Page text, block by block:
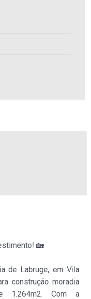
🏡
de Labruge, em Vila
construção moradia
1.264m2. Com a